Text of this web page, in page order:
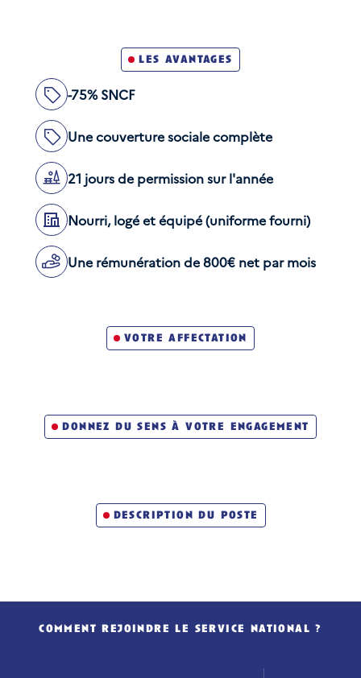
les avantages
-75% SNCF
Une couverture sociale complète
21 jours de permission sur l'année
Nourri, logé et équipé (uniforme fourni)
Une rémunération de 800€ net par mois
votre affectation
donnez du sens à votre engagement
description du poste
comment rejoindre le service national ?